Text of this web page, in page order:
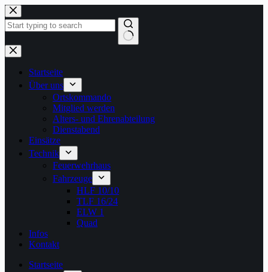
Zum
Inhalt
springen
Keine
Ergebnisse
Startseite
Über uns
Ortskommando
Mitglied werden
Alters- und Ehrenabteilung
Dienstabend
Einsätze
Technik
Feuerwehrhaus
Fahrzeuge
HLF 10/10
TLF 16/24
ELW 1
Quad
Infos
Kontakt
Startseite